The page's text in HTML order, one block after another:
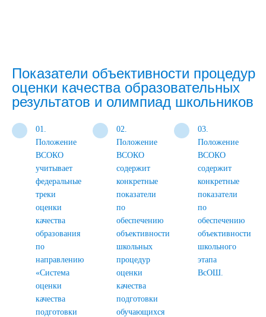
Показатели объективности процедур
оценки качества образовательных
результатов и олимпиад школьников
01.
Положение
ВСОКО
учитывает
федеральные
треки
оценки
качества
образования
по
направлению
«Система
оценки
качества
подготовки
02.
Положение
ВСОКО
содержит
конкретные
показатели
по
обеспечению
объективности
школьных
процедур
оценки
качества
подготовки
обучающихся
03.
Положение
ВСОКО
содержит
конкретные
показатели
по
обеспечению
объективности
школьного
этапа
ВсОШ.